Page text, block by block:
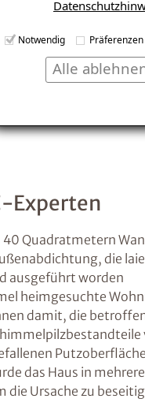
Notwendig Präferenzen
Alle
geworden und
Experten
Quadratmetern
die
ausgeführt worden
heimgesuchte
damit, die
das Haus in
Ursache zu